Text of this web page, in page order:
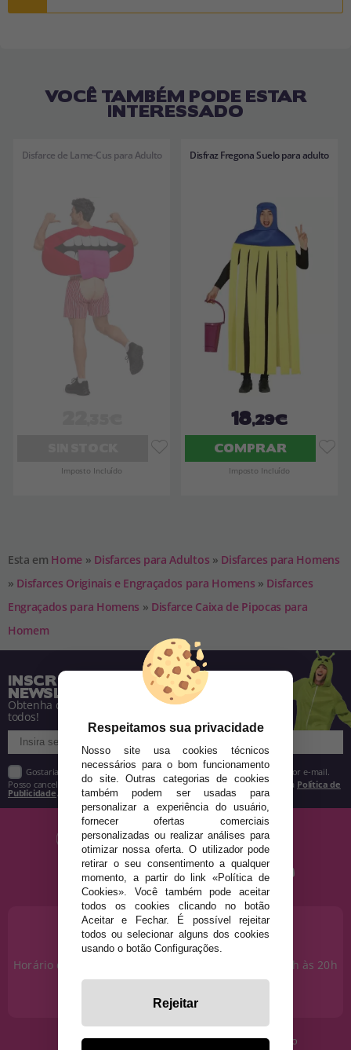
VOCÊ TAMBÉM PODE ESTAR
INTERESSADO
Disfarce de Lame-Cus para Adulto
Imposto Incluído
Disfraz Fregona Suelo para adulto
18,29€
COMPRAR
Imposto Incluído
Esta em Home » Disfarces para Adultos » Disfarces para Homens
» Disfarces Originais e Engraçados para Homens » Disfarces
Engraçados para Homens » Disfarce Caixa de Pipocas para
Homem
INSCREVA-SE NA NOSSA
NEWSLETTER
Obtenha descontos e saiba de tudo antes de
todos!
Gostaria de receber descontos exclusivos, novidades e tendências por e-mail.
Posso cancelar a inscrição a qualquer momento, conforme estipulado na Política de
Publicidade
PRECISA DE AJUDA?
915 793 695
Horário de segunda a sexta das 10h às 14h e das 17h às 20h
info@disfracestuyyo.pt
· Quem somos · Condições de uso
Respeitamos sua privacidade
Nosso site usa cookies técnicos
necessários para o bom funcionamento
do site. Outras categorias de cookies
também podem ser usadas para
personalizar a experiência do usuário,
fornecer ofertas comerciais
personalizadas ou realizar análises para
otimizar nossa oferta. O utilizador pode
retirar o seu consentimento a qualquer
momento, a partir do link «Política de
Cookies». Você também pode aceitar
todos os cookies clicando no botão
Aceitar e Fechar. É possível rejeitar
todos ou selecionar alguns dos cookies
usando o botão Configurações.
Rejeitar